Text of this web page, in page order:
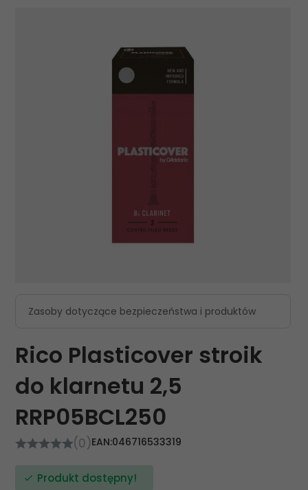
Zasoby dotyczące bezpieczeństwa i produktów
Rico Plasticover stroik
do klarnetu 2,5
RRP05BCL250
(0)EAN:046716533319
Produkt dostępny!